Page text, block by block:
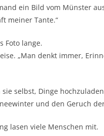
ein Bild vom Münster
meiner Tante.“
Foto lange.
„Man denkt immer,
selbst, Dinge
und den Geruch
lasen viele Menschen mit.